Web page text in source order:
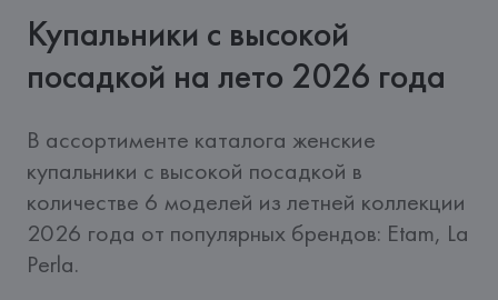
Купальники с высокой
посадкой на лето 2026 года
В ассортименте каталога женские
купальники с высокой посадкой в
количестве 6 моделей из летней коллекции
2026 года от популярных брендов: Etam, La
Perla.